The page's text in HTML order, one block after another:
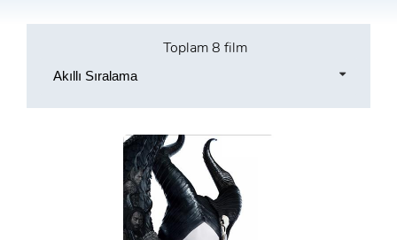
Toplam8 film
Akıllı Sıralama